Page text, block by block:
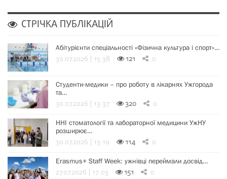
СТРІЧКА ПУБЛІКАЦІЙ
Абітурієнти спеціальності «Фізична культура і спорт»…
30.07.2026 | 15:38 121 0
Студенти-медики – про роботу в лікарнях Ужгорода
та…
30.07.2026 | 13:37 320 0
ННІ стоматології та лабораторної медицини УжНУ
розширює…
30.07.2026 | 13:19 114 0
Erasmus+ Staff Week: ужнівці переймали досвід…
27.07.2026 | 17:03 151 0